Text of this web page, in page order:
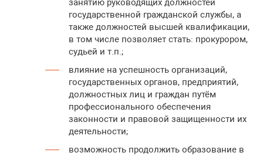
занятию руководящих должностей
государственной гражданской службы, а
также должностей высшей квалификации,
в том числе позволяет стать: прокурором,
судьей и т.п.;
влияние на успешность организаций,
государственных органов, предприятий,
должностных лиц и граждан путём
профессионального обеспечения
законности и правовой защищенности их
деятельности;
возможность продолжить образование в